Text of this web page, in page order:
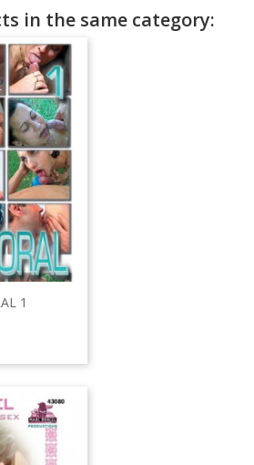
in the same category:
1